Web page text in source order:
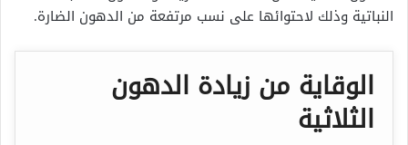
النباتية وذلك لاحتوائها على نسب مرتفعة من الدهون الضارة.
الوقاية من زيادة الدهون
الثلاثية